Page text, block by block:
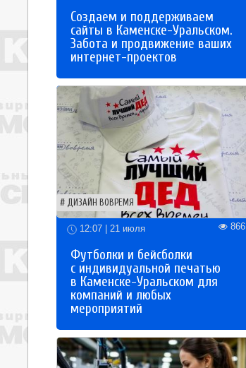
Создаем и поддерживаем
сайты в Каменске-Уральском.
Забота и продвижение ваших
интернет-проектов
ДИЗАЙН ВОВРЕМЯ
12:07 | 21 июля 866
Футболки и бейсболки
с индивидуальной печатью
в Каменске-Уральском для
компаний и любых
мероприятий